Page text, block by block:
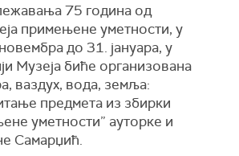
75 година од
примењене уметности, у
до 31. јануара, у
Музеја биће организована
ваздух, вода, земља:
предмета из збирки
уметности” ауторке и
Самарџић.